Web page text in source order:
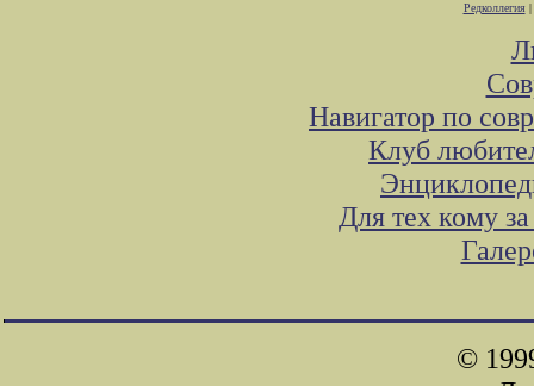
Редколлегия|
Навигатор по
Клуб
Для тех кому
©